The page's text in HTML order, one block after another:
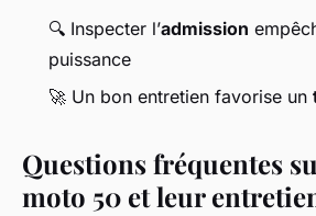
🔍 Inspecter l’admission
puissance
🚀 Un bon entretien favorise un
Questions fréquentes
moto 50 et leur